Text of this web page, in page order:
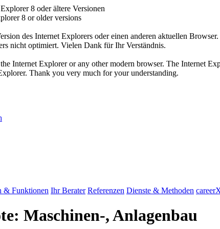
8 oder ältere Versionen
8 or older versions
des Internet Explorers oder einen anderen aktuellen
nicht optimiert. Vielen Dank für Ihr Verständnis.
Internet Explorer or any other modern browser. The Internet
Thank you very much for your understanding.
& Funktionen Ihr Berater Referenzen Dienste & Methoden
Maschinen-, Anlagenbau